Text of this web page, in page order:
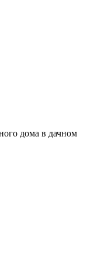
дома в дачном